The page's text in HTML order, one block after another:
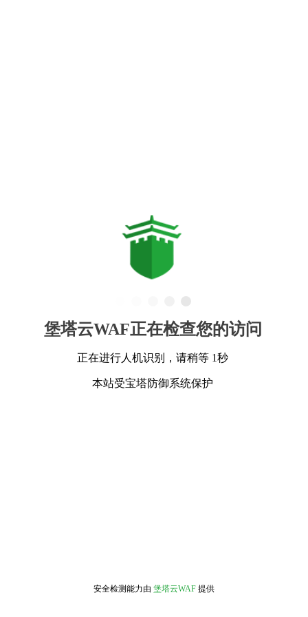
堡塔云WAF正在检查您的访问
正在进行人机识别，请稍等 1秒
本站受宝塔防御系统保护
安全检测能力由 堡塔云WAF 提供